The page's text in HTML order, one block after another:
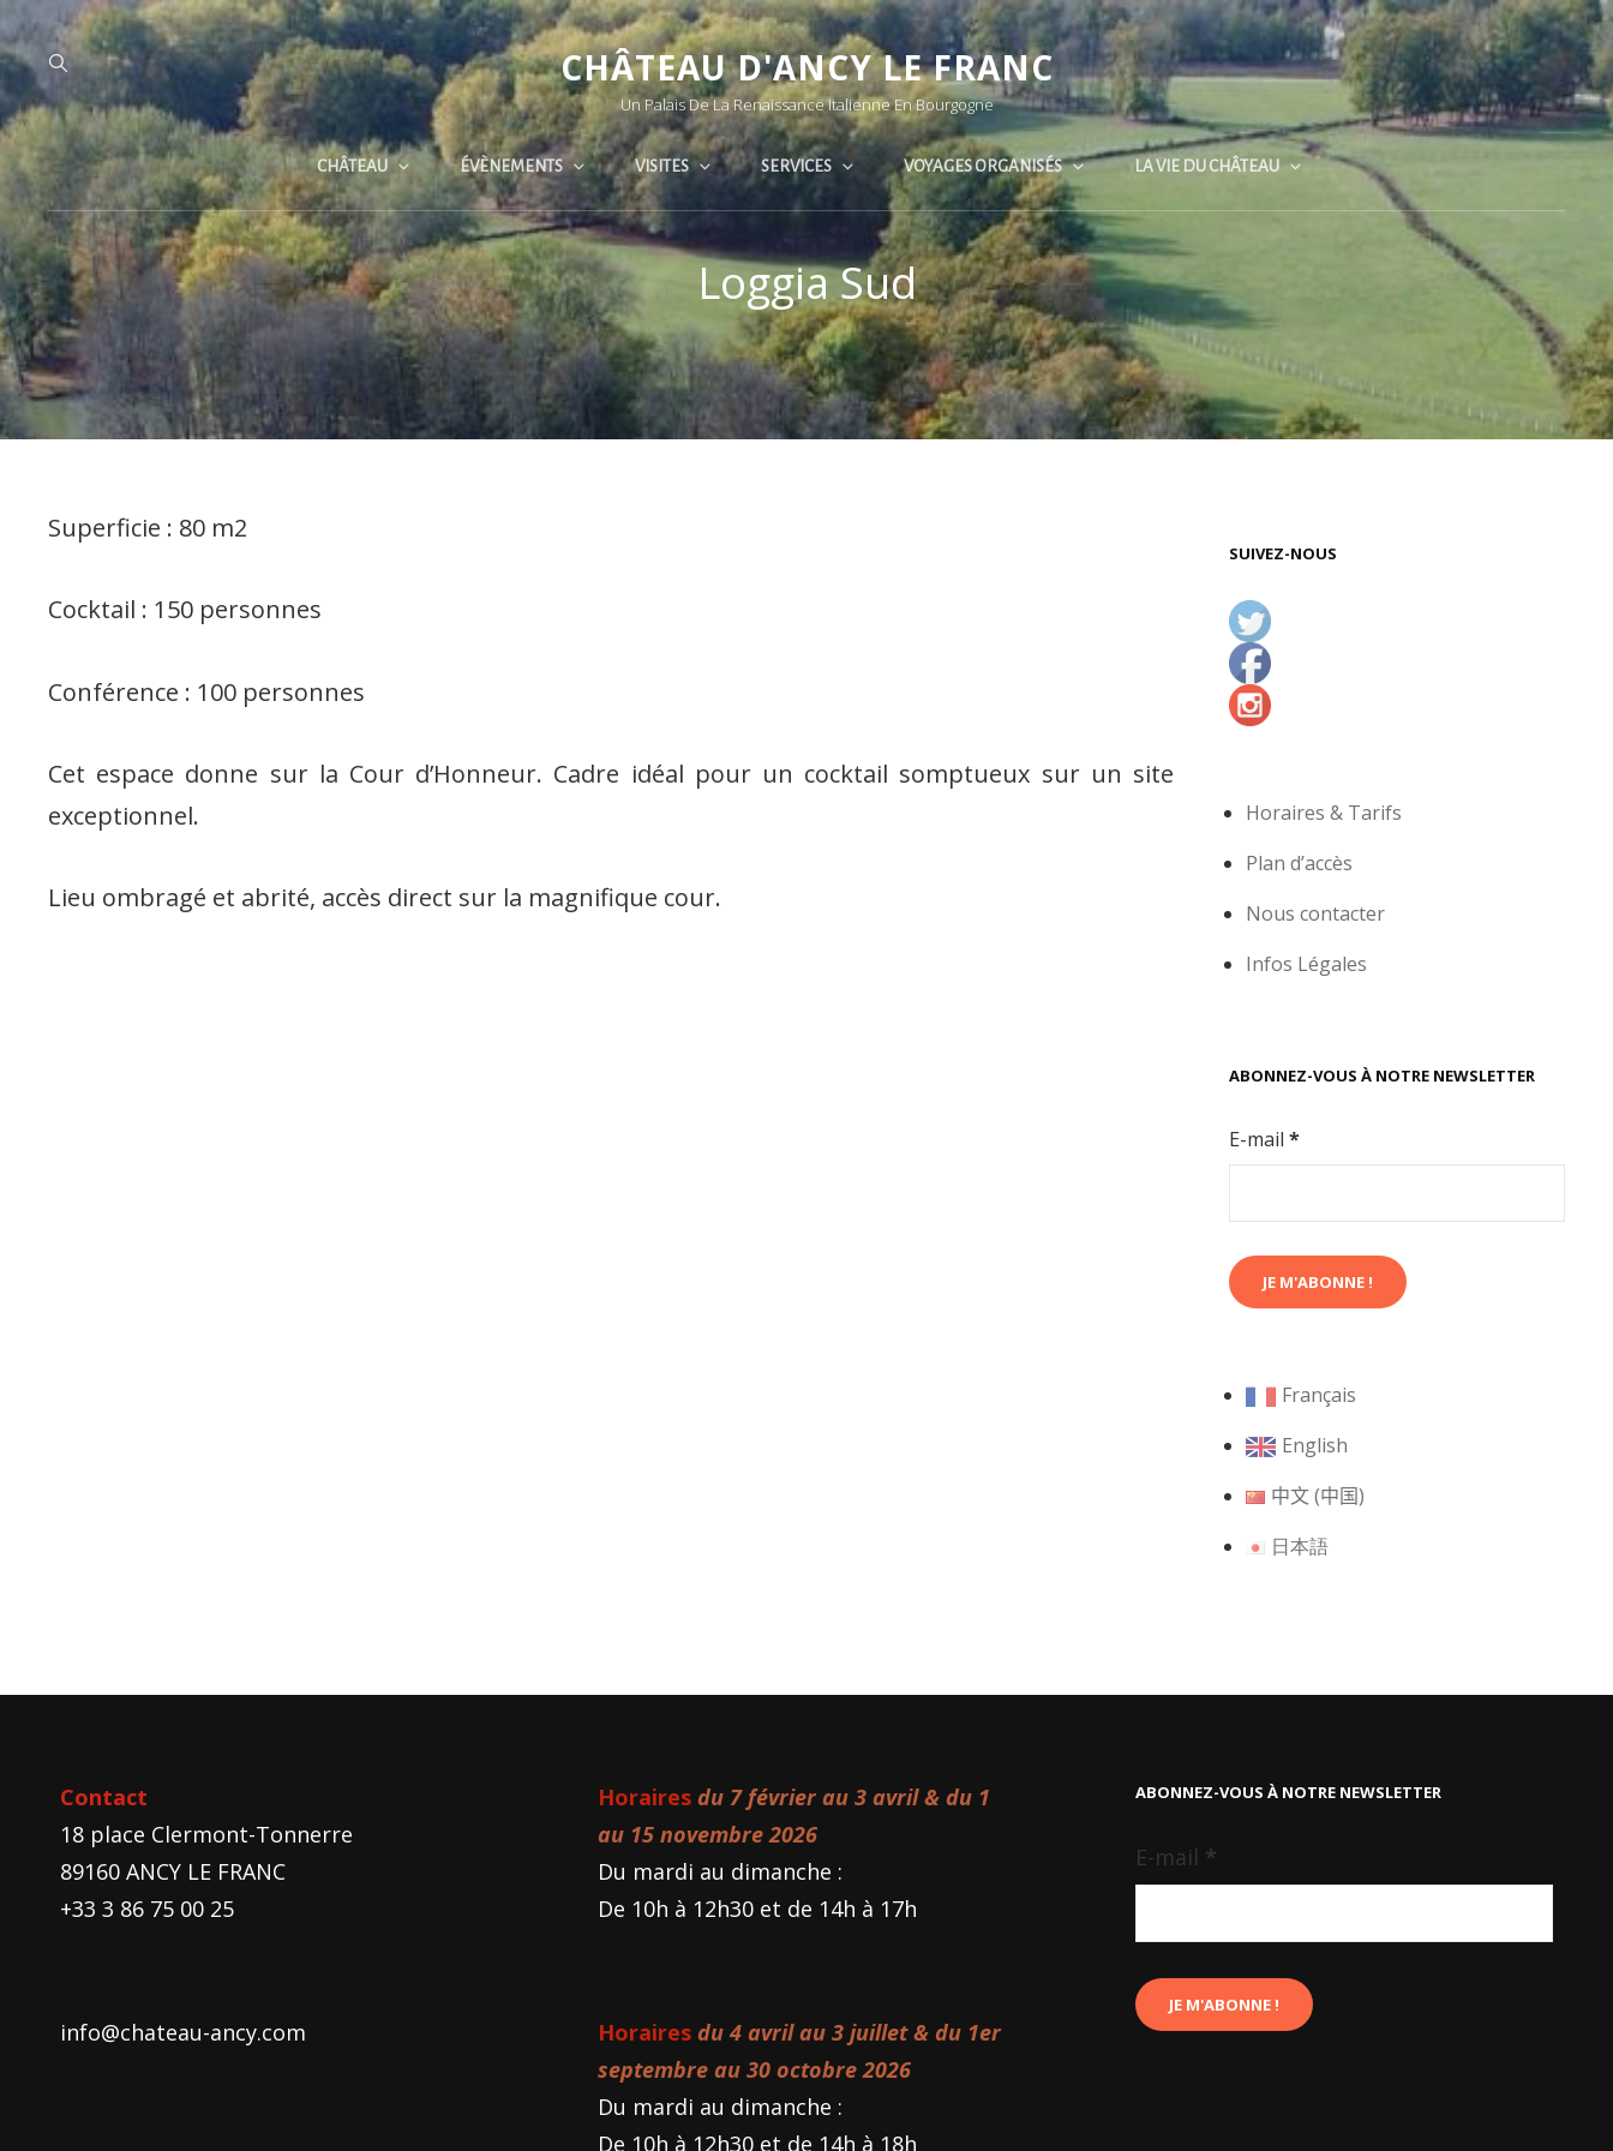
CHÂTEAU D'ANCY LE FRANC
Un Palais De La Renaissance Italienne En Bourgogne
CHÂTEAU ÉVÈNEMENTS VISITES SERVICES VOYAGES ORGANISÉS LA VIE DU CHÂTEAU
Loggia Sud
Superficie : 80 m2
Cocktail : 150 personnes
Conférence : 100 personnes
Cet espace donne sur la Cour d’Honneur. Cadre idéal pour un cocktail somptueux sur un site
exceptionnel.
Lieu ombragé et abrité, accès direct sur la magnifique cour.
SUIVEZ-NOUS
Horaires & Tarifs
Plan d’accès
Nous contacter
Infos Légales
ABONNEZ-VOUS À NOTRE NEWSLETTER
E-mail *
Français
English
中文 (中国)
日本語
Contact
18 place Clermont-Tonnerre
89160 ANCY LE FRANC
+33 3 86 75 00 25
info@chateau-ancy.com
Horaires du 7 février au 3 avril & du 1
au 15 novembre 2026
Du mardi au dimanche :
De 10h à 12h30 et de 14h à 17h
Horaires du 4 avril au 3 juillet & du 1er
septembre au 30 octobre 2026
Du mardi au dimanche :
De 10h à 12h30 et de 14h à 18h
ABONNEZ-VOUS À NOTRE NEWSLETTER
E-mail *